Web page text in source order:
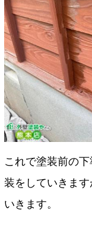
これで塗装前の
装をしていきま
いきます。